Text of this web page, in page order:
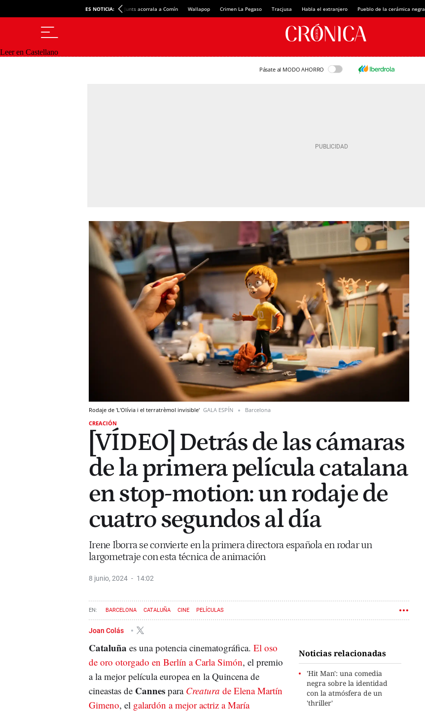
ES NOTICIA: Junts acorrala a Comín Wallapop Crimen La Pegaso Tracjusa Habla el extranjero Pueblo de la cerámica negra
Leer en Castellano
Pásate al MODO AHORRO
Rodaje de 'L'Olívia i el terratrèmol invisible' GALA ESPÍN
Barcelona
CREACIÓN
[VÍDEO] Detrás de las cámaras
de la primera película catalana
en stop-motion: un rodaje de
cuatro segundos al día
Irene Iborra se convierte en la primera directora española en rodar un
largometraje con esta técnica de animación
8 junio, 2024 14:02
BARCELONA CATALUÑA CINE PELÍCULAS
Joan Colás
Noticias relacionadas
'Hit Man': una comedia
negra sobre la identidad
con la atmósfera de un
'thriller'
Cataluña es una potencia cinematográfica. El oso
de oro otorgado en Berlín a Carla Simón, el premio
a la mejor película europea en la Quincena de
cineastas de Cannes para Creatura de Elena Martín
Gimeno, el galardón a mejor actriz a María